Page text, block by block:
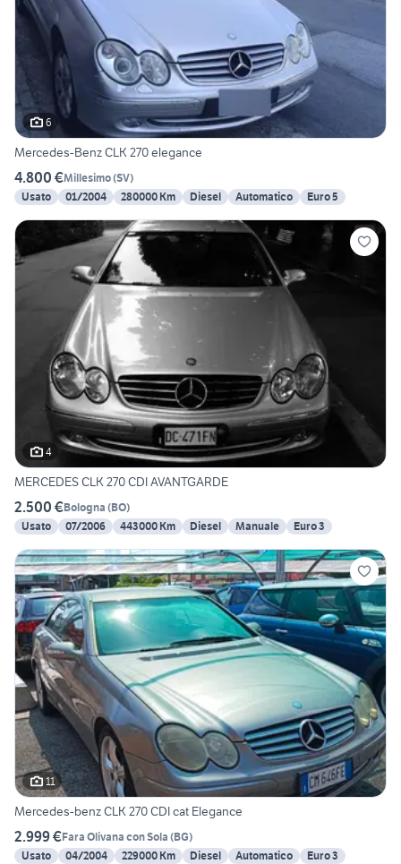
6
Mercedes-Benz CLK 270 elegance
4.800 €Millesimo(SV)
Usato
01/2004 280000 Km Diesel Automatico Euro 5
4
MERCEDES CLK 270 CDI AVANTGARDE
2.500 €Bologna (BO)
Usato
07/2006 443000 Km Diesel Manuale Euro 3
11
Mercedes-benz CLK 270 CDI cat Elegance
2.999 €Fara Olivana con Sola (BG)
Usato
04/2004 229000 Km Diesel Automatico
Euro 3